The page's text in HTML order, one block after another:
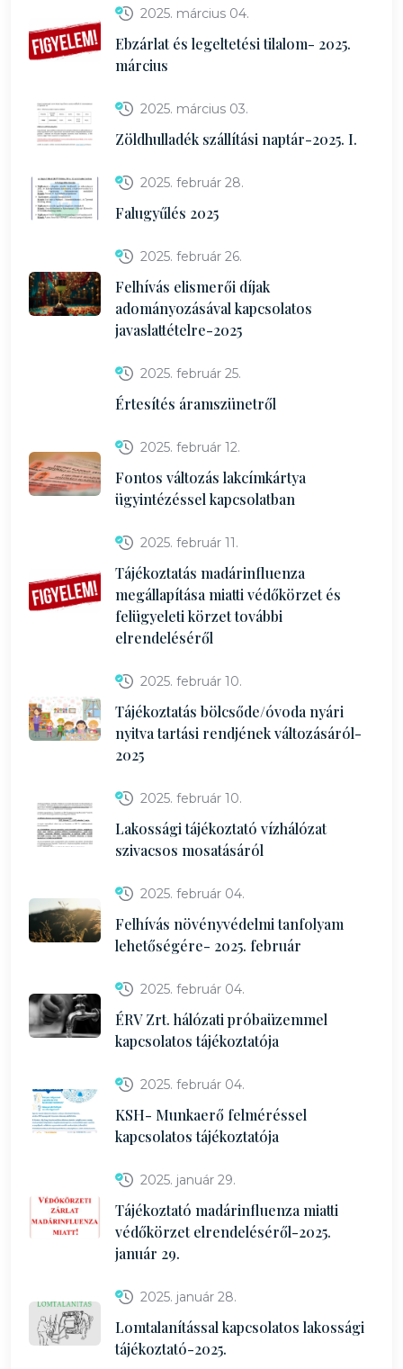
2025. március 04.
Ebzárlat és legeltetési tilalom- 2025.
március
2025. március 03.
Zöldhulladék szállítási naptár-2025. I.
2025. február 28.
Falugyűlés 2025
2025. február 26.
Felhívás elismerői díjak
adományozásával kapcsolatos
javaslattételre-2025
2025. február 25.
Értesítés áramszünetről
2025. február 12.
Fontos változás lakcímkártya
ügyintézéssel kapcsolatban
2025. február 11.
Tájékoztatás madárinfluenza
megállapítása miatti védőkörzet és
felügyeleti körzet további
elrendeléséről
2025. február 10.
Tájékoztatás bölcsőde/óvoda nyári
nyitva tartási rendjének változásáról-
2025
2025. február 10.
Lakossági tájékoztató vízhálózat
szivacsos mosatásáról
2025. február 04.
Felhívás növényvédelmi tanfolyam
lehetőségére- 2025. február
2025. február 04.
ÉRV Zrt. hálózati próbaüzemmel
kapcsolatos tájékoztatója
2025. február 04.
KSH- Munkaerő felméréssel
kapcsolatos tájékoztatója
2025. január 29.
Tájékoztató madárinfluenza miatti
védőkörzet elrendeléséről-2025.
január 29.
2025. január 28.
Lomtalanítással kapcsolatos lakossági
tájékoztató-2025.